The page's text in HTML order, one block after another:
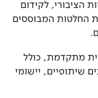
הציבורי, לקידום
החלטות המבוססים
מתקדמת, כולל
שיתופיים, יישומי